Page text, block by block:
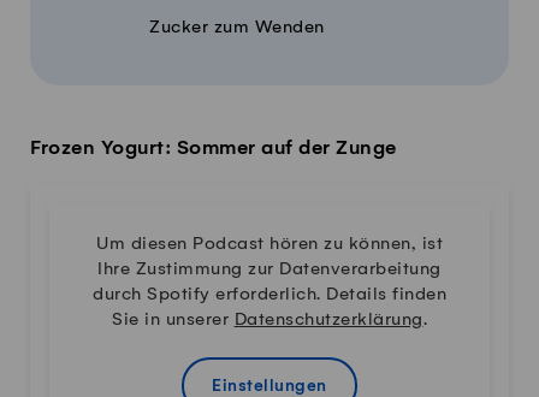
Zucker zum Wenden
Frozen Yogurt: Sommer auf der Zunge
Um diesen Podcast hören zu können, ist
Ihre Zustimmung zur Datenverarbeitung
durch Spotify erforderlich. Details finden
Sie in unserer Datenschutzerklärung.
Einstellungen